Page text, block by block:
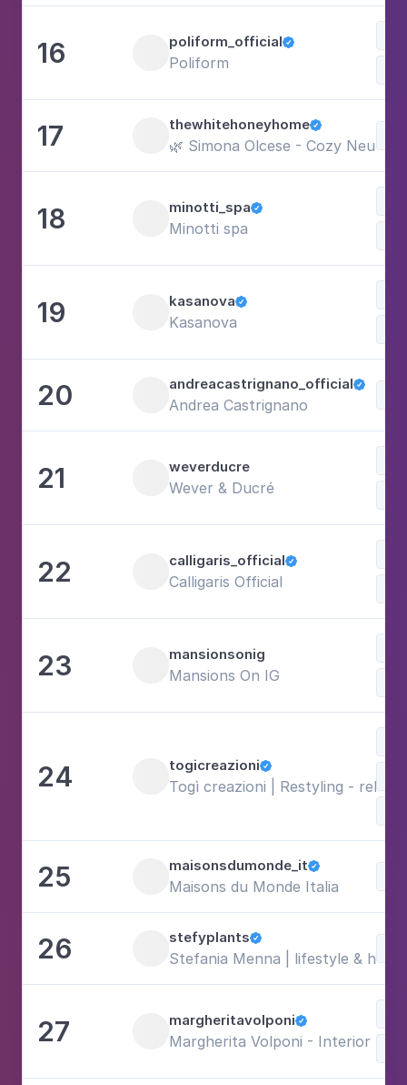
16 poliform_official
Poliform
17 thewhitehoneyhome
🌿 Simona Olcese - Cozy Neutral
18 minotti_spa
Minotti spa
19 kasanova
Kasanova
20 andreacastrignano_official
Andrea Castrignano
21 weverducre
Wever & Ducré
22 calligaris_official
Calligaris Official
23 mansionsonig
Mansions On IG
24 togicreazioni
Togì creazioni | Restyling -
25 maisonsdumonde_it
Maisons du Monde Italia
26 stefyplants
Stefania Menna | lifestyle &
27 margheritavolponi
Margherita Volponi - Interior